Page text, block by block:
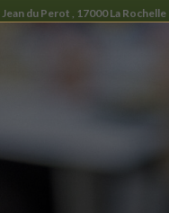
Jean du Perot , 17000 La Rochelle